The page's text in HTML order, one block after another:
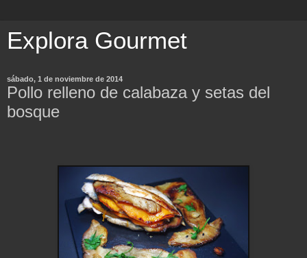
Explora Gourmet
sábado, 1 de noviembre de 2014
Pollo relleno de calabaza y setas del
bosque